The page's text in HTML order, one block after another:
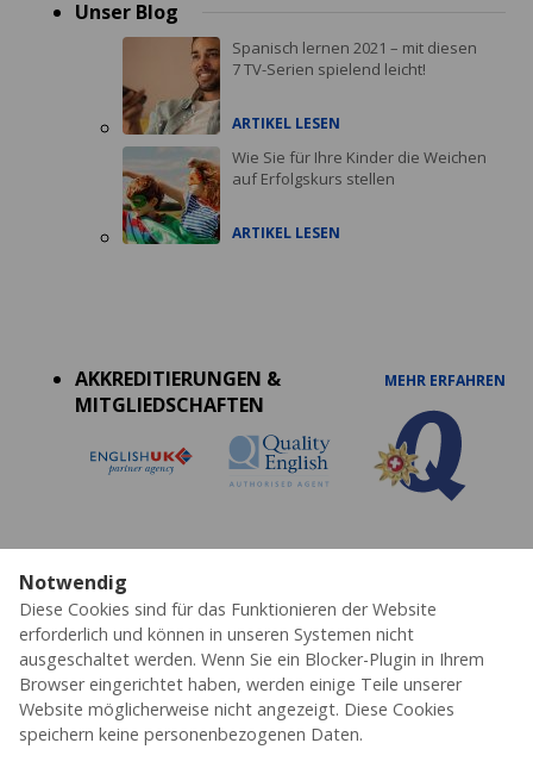
Notwendig
Diese Cookies sind für das Funktionieren der Website
erforderlich und können in unseren Systemen nicht
ausgeschaltet werden. Wenn Sie ein Blocker-Plugin in Ihrem
Browser eingerichtet haben, werden einige Teile unserer
Website möglicherweise nicht angezeigt. Diese Cookies
speichern keine personenbezogenen Daten.
Unser Blog
Spanisch lernen 2021 – mit diesen
7 TV-Serien spielend leicht!
ARTIKEL LESEN
Wie Sie für Ihre Kinder die Weichen
auf Erfolgskurs stellen
ARTIKEL LESEN
AKKREDITIERUNGEN &
MITGLIEDSCHAFTEN
MEHR ERFAHREN
Datenschutz Cookies AGB's
Impressum
Erklärung zur Barrierefreiheit
© 2026 ESL – Alle Rechte vorbehalten